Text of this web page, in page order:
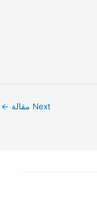
Next مقالة ←